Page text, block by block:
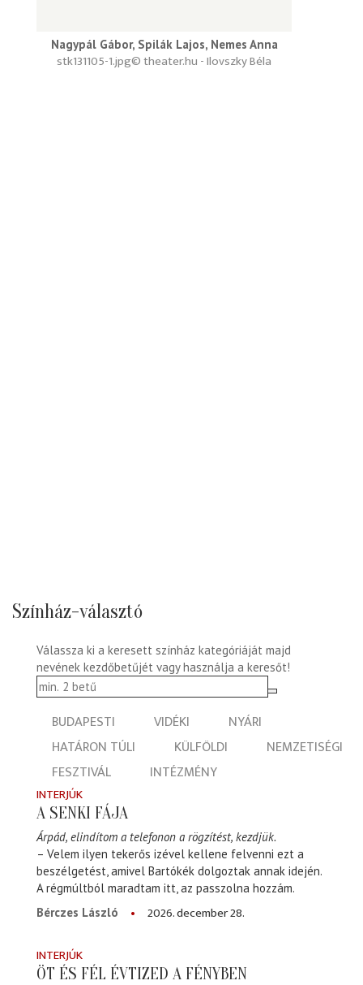
Nagypál Gábor, Spilák Lajos, Nemes Anna
© theater.hu - Ilovszky Béla
stk131105-1.jpg
Színház-választó
Válassza ki a keresett színház kategóriáját majd
nevének kezdőbetűjét vagy használja a keresőt!
BUDAPESTI VIDÉKI
NYÁRI
HATÁRON TÚLI
KÜLFÖLDI
NEMZETISÉGI
FESZTIVÁL
INTÉZMÉNY
INTERJÚK
A SENKI FÁJA
Árpád, elindítom a telefonon a rögzítést, kezdjük.
– Velem ilyen tekerős izével kellene felvenni ezt a
beszélgetést, amivel Bartókék dolgoztak annak idején.
A régmúltból maradtam itt, az passzolna hozzám.
Bérczes László
2026. december 28.
INTERJÚK
ÖT ÉS FÉL ÉVTIZED A FÉNYBEN